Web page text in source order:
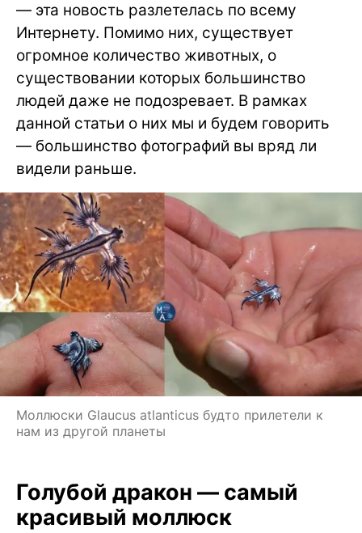
— эта новость разлетелась по всему
Интернету. Помимо них, существует
огромное количество животных, о
существовании которых большинство
людей даже не подозревает. В рамках
данной статьи о них мы и будем говорить
— большинство фотографий вы вряд ли
видели раньше.
Моллюски Glaucus atlanticus будто прилетели к
нам из другой планеты
Голубой дракон — самый
красивый моллюск